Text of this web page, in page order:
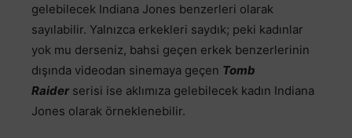
gelebilecek Indiana Jones benzerleri olarak
sayılabilir. Yalnızca erkekleri saydık; peki kadınlar
yok mu derseniz, bahsi geçen erkek benzerlerinin
dışında videodan sinemaya geçen Tomb
Raiderserisi ise aklımıza gelebilecek kadın Indiana
Jones olarak örneklenebilir.